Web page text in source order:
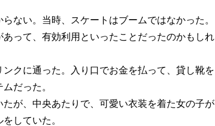
ない。当時、スケートはブームではなかった。
って、有効利用といったことだったのかもしれ
クに通った。入り口でお金を払って、貸し靴を
だった。
が、中央あたりで、可愛い衣装を着た女の子が
していた。